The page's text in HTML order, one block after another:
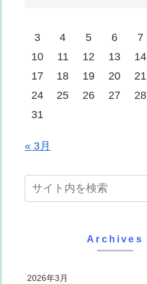
3
4 5 6 7
10
11 12 13 14
17
18 19 20 21
24
25 26 27 28
31
« 3月
Archives
2026年3月